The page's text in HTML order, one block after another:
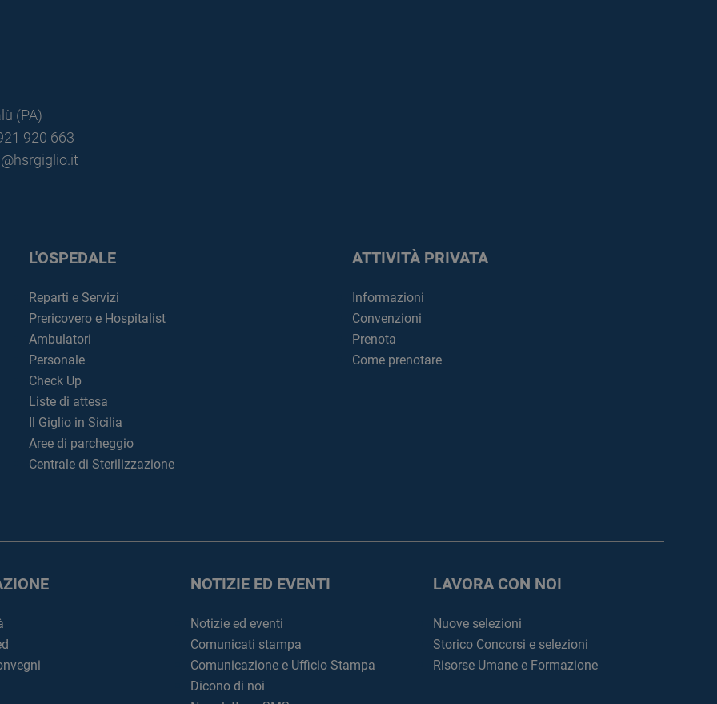
(PA)
920 663
L'OSPEDALE
Reparti e Servizi
Prericovero e Hospitalist
Ambulatori
Personale
Check Up
Liste di attesa
Il Giglio in Sicilia
Aree di parcheggio
Centrale di Sterilizzazione
ATTIVITÀ PRIVATA
Informazioni
Convenzioni
Prenota
Come prenotare
NOTIZIE ED EVENTI
Notizie ed eventi
Comunicati stampa
Comunicazione e Ufficio Stampa
Dicono di noi
LAVORA CON NOI
Nuove selezioni
Storico Concorsi e selezioni
Risorse Umane e Formazione